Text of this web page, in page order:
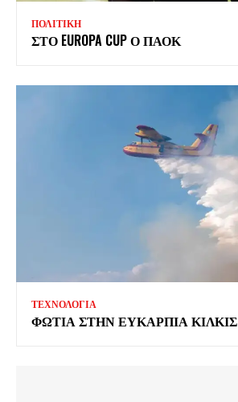
ΠΟΛΙΤΙΚΗ
ΣΤΟ EUROPA CUP Ο ΠΑΟΚ
ΤΕΧΝΟΛΟΓΙΑ
ΦΩΤΙΑ ΣΤΗΝ ΕΥΚΑΡΠΙΑ ΚΙΛΚΙΣ